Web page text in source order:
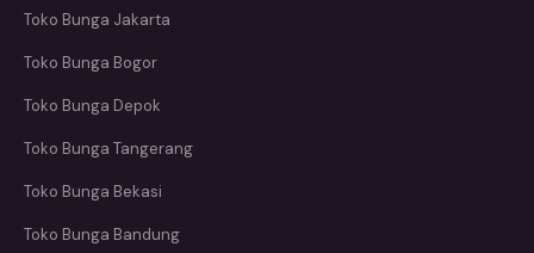
Toko Bunga Jakarta
Toko Bunga Bogor
Toko Bunga Depok
Toko Bunga Tangerang
Toko Bunga Bekasi
Toko Bunga Bandung